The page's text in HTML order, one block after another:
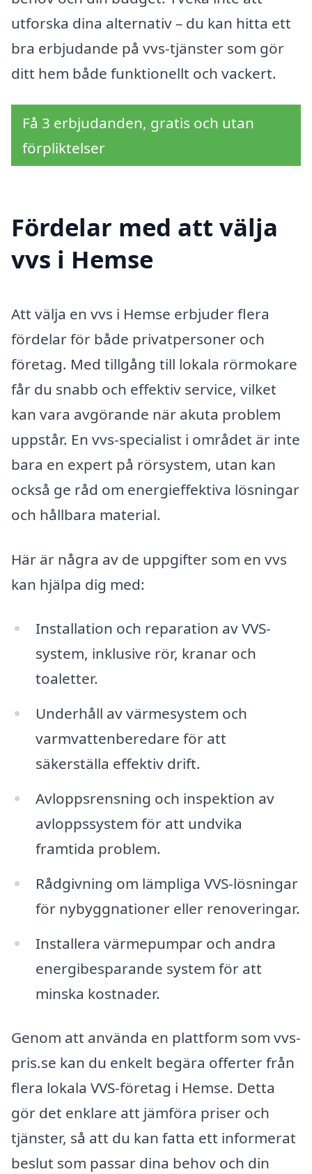
utforska dina alternativ – du kan hitta ett
bra erbjudande på vvs-tjänster som gör
ditt hem både funktionellt och vackert.
Få 3 erbjudanden, gratis och utan
förpliktelser
Fördelar med att välja
vvs i Hemse
Att välja en vvs i Hemse erbjuder flera
fördelar för både privatpersoner och
företag. Med tillgång till lokala rörmokare
får du snabb och effektiv service, vilket
kan vara avgörande när akuta problem
uppstår. En vvs-specialist i området är inte
bara en expert på rörsystem, utan kan
också ge råd om energieffektiva lösningar
och hållbara material.
Här är några av de uppgifter som en vvs
kan hjälpa dig med:
Installation och reparation av VVS-
system, inklusive rör, kranar och
toaletter.
Underhåll av värmesystem och
varmvattenberedare för att
säkerställa effektiv drift.
Avloppsrensning och inspektion av
avloppssystem för att undvika
framtida problem.
Rådgivning om lämpliga VVS-lösningar
för nybyggnationer eller renoveringar.
Installera värmepumpar och andra
energibesparande system för att
minska kostnader.
Genom att använda en plattform som vvs-
pris.se kan du enkelt begära offerter från
flera lokala VVS-företag i Hemse. Detta
gör det enklare att jämföra priser och
tjänster, så att du kan fatta ett informerat
beslut som passar dina behov och din